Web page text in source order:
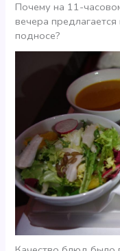
Почему на 11-
вечера
подносе?